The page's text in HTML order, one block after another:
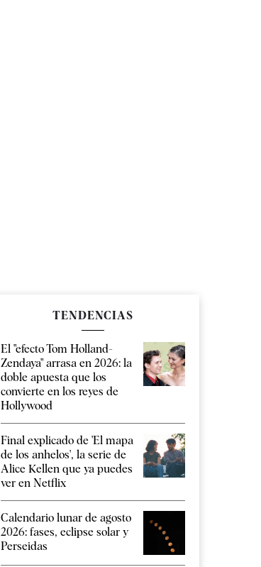
TENDENCIAS
El "efecto Tom Holland-
Zendaya" arrasa en 2026: la
doble apuesta que los
convierte en los reyes de
Hollywood
Final explicado de 'El mapa
de los anhelos', la serie de
Alice Kellen que ya puedes
ver en Netflix
Calendario lunar de agosto
2026: fases, eclipse solar y
Perseidas